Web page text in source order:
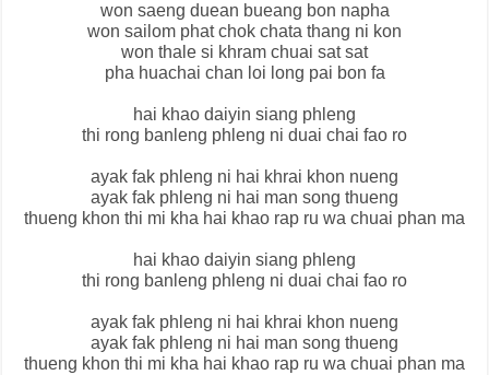
won saeng duean bueang bon napha
won sailom phat chok chata thang ni kon
won thale si khram chuai sat sat
pha huachai chan loi long pai bon fa
hai khao daiyin siang phleng
thi rong banleng phleng ni duai chai fao ro
ayak fak phleng ni hai khrai khon nueng
ayak fak phleng ni hai man song thueng
thueng khon thi mi kha hai khao rap ru wa chuai phan ma
hai khao daiyin siang phleng
thi rong banleng phleng ni duai chai fao ro
ayak fak phleng ni hai khrai khon nueng
ayak fak phleng ni hai man song thueng
thueng khon thi mi kha hai khao rap ru wa chuai phan ma